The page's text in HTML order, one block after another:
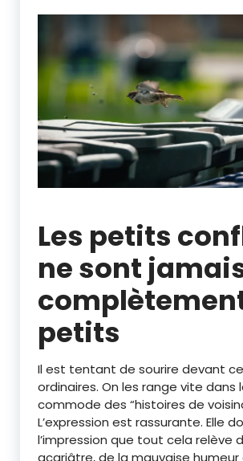
Les petits
ne sont
petits
Il est tentant de sourire devant
ordinaires. On les range vite dans
commode des “histoires de
L’expression est rassurante. Elle
l’impression que tout cela relève
acariâtre, de la mauvaise humeur